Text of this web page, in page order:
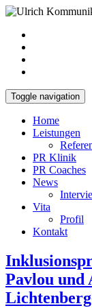
Toggle navigation
Home
Leistungen
PR Klinik
PR Coaches
News
Vita
Profil
Kontakt
Pavlou und